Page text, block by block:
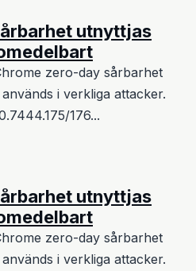
utnyttjas
zero-day sårbarhet
i verkliga attacker.
176...
utnyttjas
zero-day sårbarhet
i verkliga attacker.